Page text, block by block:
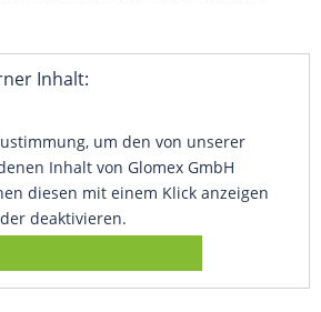
Inhalt:
um den von unserer
Inhalt von Glomex GmbH
diesen mit einem Klick anzeigen
deaktivieren.